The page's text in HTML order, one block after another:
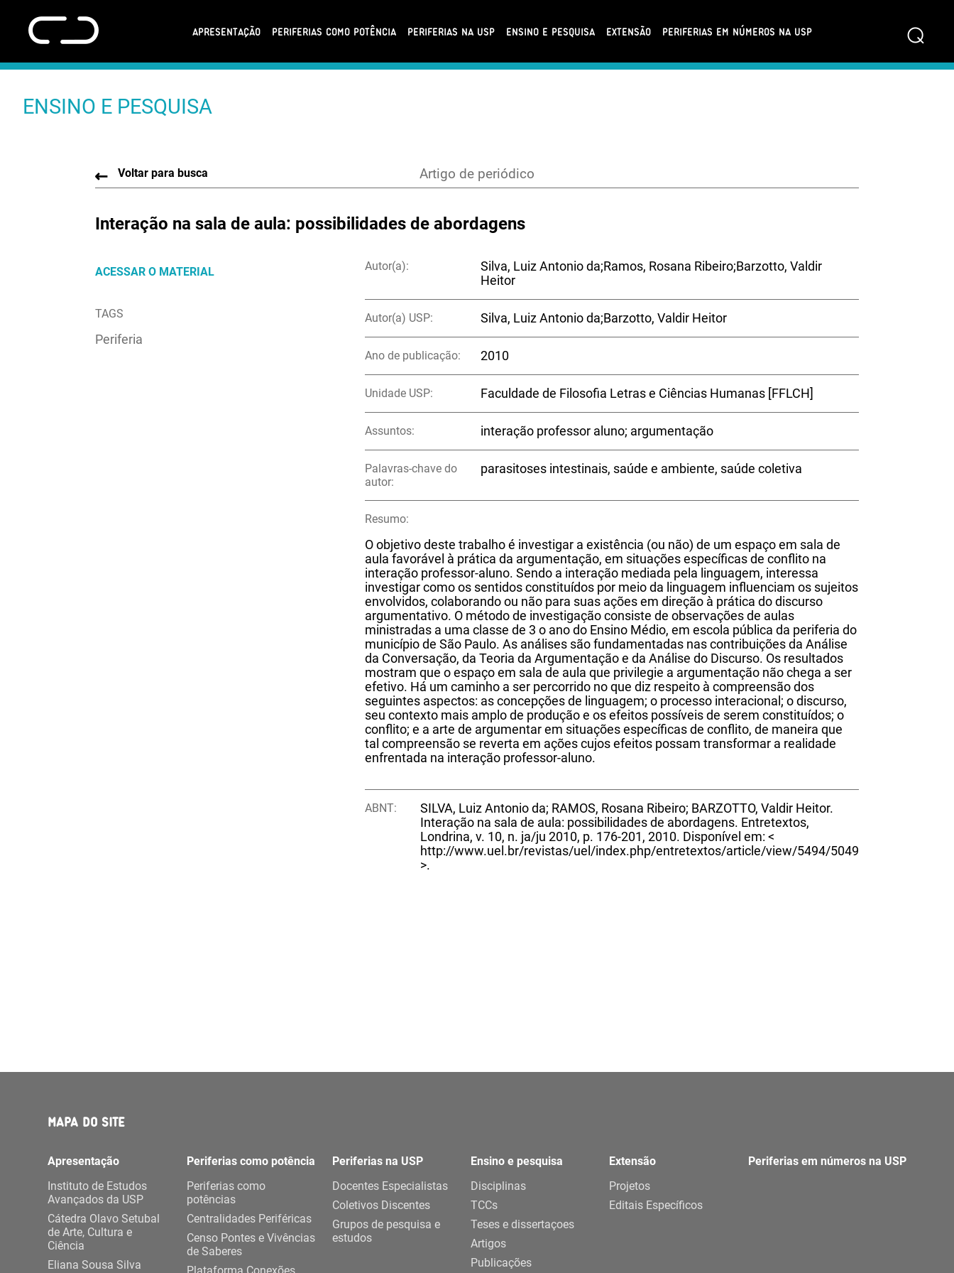
APRESENTAÇÃO PERIFERIAS COMO POTÊNCIA PERIFERIAS NA USP ENSINO E PESQUISA EXTENSÃO PERIFERIAS EM NÚMEROS NA USP ⌕
ENSINO E PESQUISA
Voltar para busca Artigo de periódico
Interação na sala de aula: possibilidades de abordagens
ACESSAR O MATERIAL
TAGS
Periferia
Autor(a):
Silva, Luiz Antonio da;Ramos, Rosana Ribeiro;Barzotto, Valdir
Heitor
Autor(a) USP: Silva, Luiz Antonio da;Barzotto, Valdir Heitor
Ano de publicação: 2010
Unidade USP: Faculdade de Filosofia Letras e Ciências Humanas [FFLCH]
Assuntos: interação professor aluno; argumentação
Palavras-chave do
autor:
parasitoses intestinais, saúde e ambiente, saúde coletiva
Resumo:
O objetivo deste trabalho é investigar a existência (ou não) de um espaço em sala de
aula favorável à prática da argumentação, em situações específicas de conflito na
interação professor-aluno. Sendo a interação mediada pela linguagem, interessa
investigar como os sentidos constituídos por meio da linguagem influenciam os sujeitos
envolvidos, colaborando ou não para suas ações em direção à prática do discurso
argumentativo. O método de investigação consiste de observações de aulas
ministradas a uma classe de 3 o ano do Ensino Médio, em escola pública da periferia do
município de São Paulo. As análises são fundamentadas nas contribuições da Análise
da Conversação, da Teoria da Argumentação e da Análise do Discurso. Os resultados
mostram que o espaço em sala de aula que privilegie a argumentação não chega a ser
efetivo. Há um caminho a ser percorrido no que diz respeito à compreensão dos
seguintes aspectos: as concepções de linguagem; o processo interacional; o discurso,
seu contexto mais amplo de produção e os efeitos possíveis de serem constituídos; o
conflito; e a arte de argumentar em situações específicas de conflito, de maneira que
tal compreensão se reverta em ações cujos efeitos possam transformar a realidade
enfrentada na interação professor-aluno.
ABNT:
SILVA, Luiz Antonio da; RAMOS, Rosana Ribeiro; BARZOTTO, Valdir Heitor.
Interação na sala de aula: possibilidades de abordagens. Entretextos,
Londrina, v. 10, n. ja/ju 2010, p. 176-201, 2010. Disponível em: <
http://www.uel.br/revistas/uel/index.php/entretextos/article/view/5494/5049
>.
MAPA DO SITE
Apresentação
Instituto de Estudos
Avançados da USP
Cátedra Olavo Setubal
de Arte, Cultura e
Ciência
Eliana Sousa Silva
Periferias como potência
Periferias como
potências
Centralidades Periféricas
Censo Pontes e Vivências
de Saberes
Plataforma Conexões
Periferias na USP
Docentes Especialistas
Coletivos Discentes
Grupos de pesquisa e
estudos
Ensino e pesquisa
Disciplinas
TCCs
Teses e dissertaçoes
Artigos
Publicações
Extensão
Projetos
Editais Específicos
Periferias em números na USP